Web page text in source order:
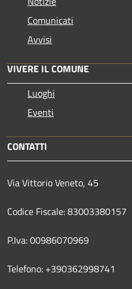
Comunicati
Avvisi
VIVERE IL COMUNE
Luoghi
Eventi
CONTATTI
Via Vittorio Veneto, 45
Codice Fiscale: 83003380157
P.Iva: 00986070969
Telefono: +390362998741